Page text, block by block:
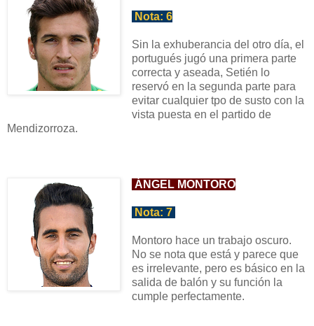
Nota: 6
Sin la exhuberancia del otro día, el
portugués jugó una primera parte
correcta y aseada, Setién lo
reservó en la segunda parte para
evitar cualquier tpo de susto con la
vista puesta en el partido de
Mendizorroza.
ÁNGEL MONTORO
Nota: 7
Montoro hace un trabajo oscuro.
No se nota que está y parece que
es irrelevante, pero es básico en la
salida de balón y su función la
cumple perfectamente.